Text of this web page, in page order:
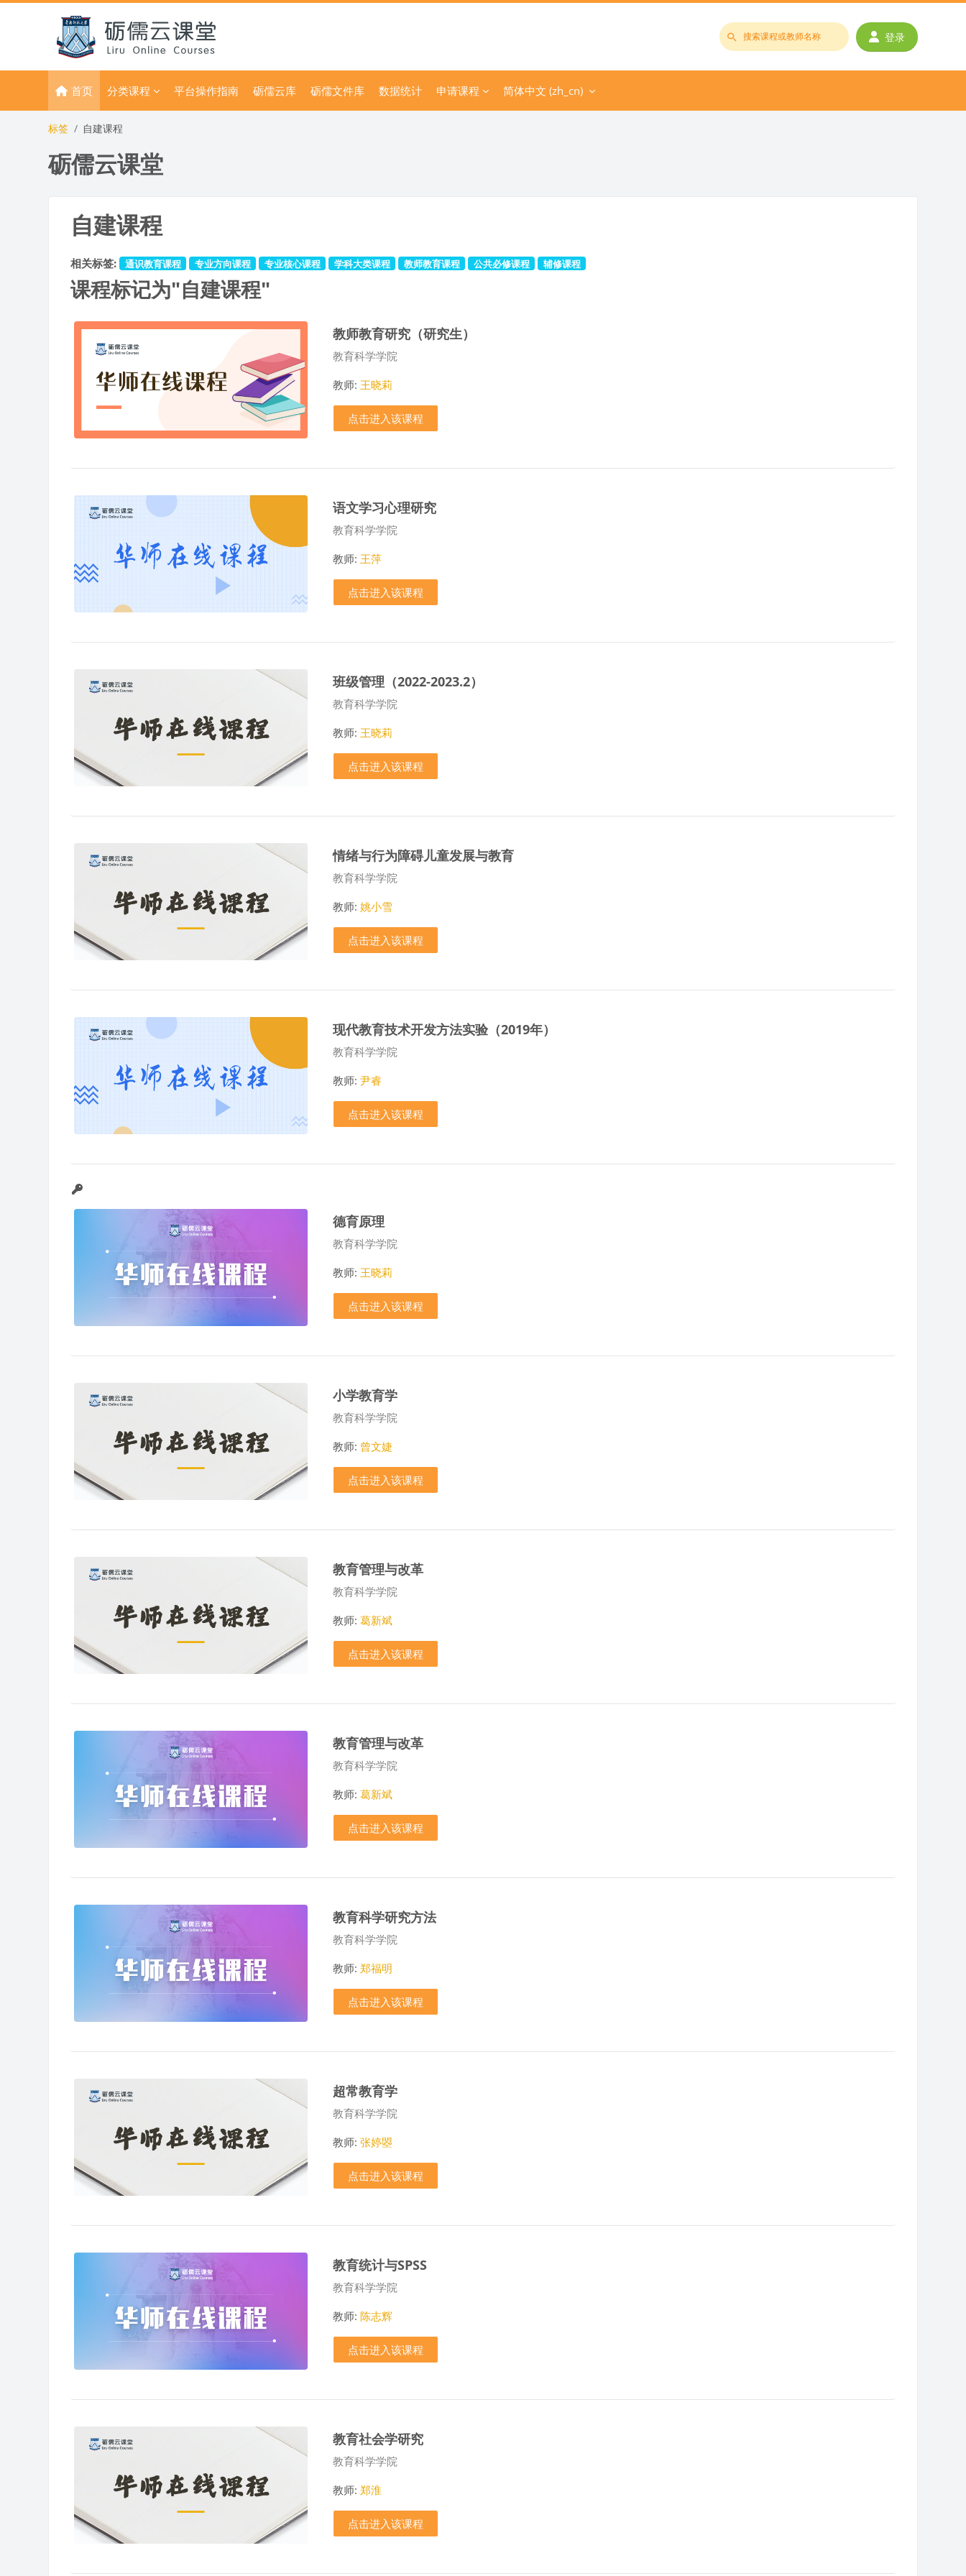
搜
登录
首页 分类课程 平台操作指南 砺儒云库 砺儒文件库 数据统计 申请课程 简体中文 ‎(zh_cn)‎
标签 自建课程
砺儒云课堂
自建课程
相关标签: 通识教育课程 专业方向课程 专业核心课程 学科大类课程 教师教育课程 公共必修课程 辅修课程
课程标记为"自建课程"
教师教育研究（研究生）
课程类别
教育科学学院
教师: 王晓莉
点击进入该课程
语文学习心理研究
课程类别
教育科学学院
教师: 王萍
点击进入该课程
班级管理（2022-2023.2）
课程类别
教育科学学院
教师: 王晓莉
点击进入该课程
情绪与行为障碍儿童发展与教育
课程类别
教育科学学院
教师:姚小雪
点击进入该课程
现代教育技术开发方法实验（2019年）
课程类别
教育科学学院
教师:尹睿
点击进入该课程
德育原理
课程类别
教育科学学院
教师: 王晓莉
点击进入该课程
小学教育学
课程类别
教育科学学院
教师: 曾文婕
点击进入该课程
教育管理与改革
课程类别
教育科学学院
教师:葛新斌
点击进入该课程
教育管理与改革
课程类别
教育科学学院
教师:葛新斌
点击进入该课程
教育科学研究方法
课程类别
教育科学学院
教师:郑福明
点击进入该课程
超常教育学
课程类别
教育科学学院
教师:张婷曌
点击进入该课程
教育统计与SPSS
课程类别
教育科学学院
教师:陈志辉
点击进入该课程
教育社会学研究
课程类别
教育科学学院
教师:郑淮
点击进入该课程